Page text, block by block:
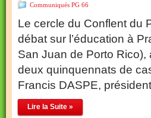
Communiqués PG 66
Le cercle du Conflent du
débat sur l’éducation à
San Juan de Porto
deux quinquennats de
Francis DASPE,
Lire la Suite »